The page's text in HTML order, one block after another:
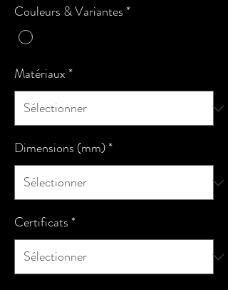
Couleurs & Variantes*
Matériaux*
Dimensions (mm)*
Certificats*